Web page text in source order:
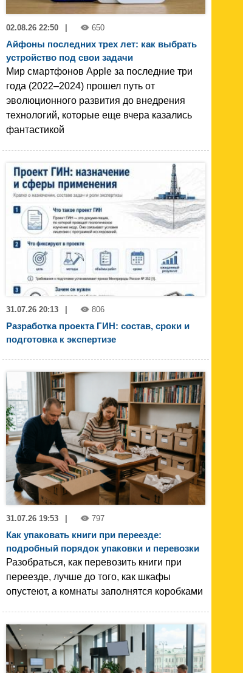
02.08.26 22:50 650
Айфоны последних трех лет: как выбрать
устройство под свои задачи
Мир смартфонов Apple за последние три
года (2022–2024) прошел путь от
эволюционного развития до внедрения
технологий, которые еще вчера казались
фантастикой
31.07.26 20:13 806
Разработка проекта ГИН: состав, сроки и
подготовка к экспертизе
31.07.26 19:53 | 797
Как упаковать книги при переезде:
подробный порядок упаковки и перевозки
Разобраться, как перевозить книги при
переезде, лучше до того, как шкафы
опустеют, а комнаты заполнятся коробками